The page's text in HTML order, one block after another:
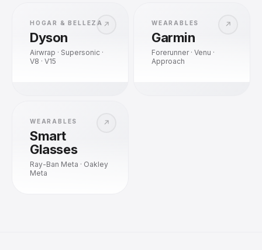
↗
HOGAR & BELLEZA
Dyson
Airwrap · Supersonic ·
V8 · V15
↗
WEARABLES
Garmin
Forerunner · Venu ·
Approach
↗
WEARABLES
Smart
Glasses
Ray-Ban Meta · Oakley
Meta